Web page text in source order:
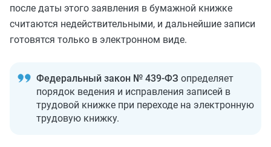
после даты этого заявления в бумажной книжке
считаются недействительными, и дальнейшие записи
готовятся только в электронном виде.
Федеральный закон № 439-ФЗ определяет
порядок ведения и исправления записей в
трудовой книжке при переходе на электронную
трудовую книжку.